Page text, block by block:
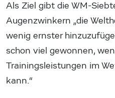
Als Ziel gibt die WM-
Augenzwinkern „die
wenig ernster
schon viel gewonnen,
Trainingsleistungen im
kann.“